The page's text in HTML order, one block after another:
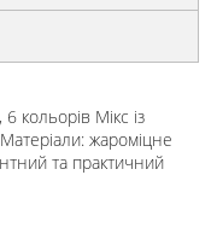
кольорів Мікс із
жароміцне
та практичний